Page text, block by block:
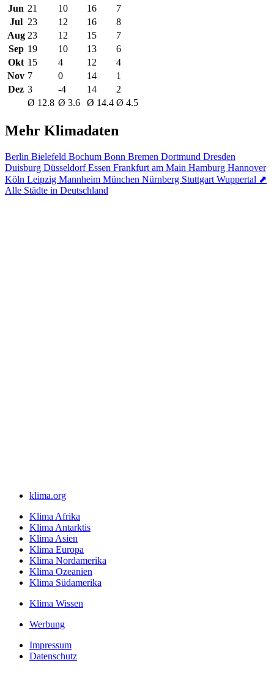
Jun 21 10 16
7
Jul 23 12 16
8
Aug 23 12 15
7
Sep 19 10 13
6
Okt 15 4 12
4
Nov 7 0 14
1
Dez 3 -4 14
2
Ø 12.8 Ø 3.6 Ø 14.4 Ø 4.5
Mehr Klimadaten
Berlin Bielefeld Bochum Bonn Bremen Dortmund Dresden
Duisburg DüsseldorfEssen Frankfurt am Main Hamburg Hannover
Köln Leipzig Mannheim München Nürnberg Stuttgart Wuppertal ⬈
Alle Städte in Deutschland
klima.org
Klima Afrika
Klima Antarktis
Klima Asien
Klima Europa
Klima Nordamerika
Klima Ozeanien
Klima Südamerika
Klima Wissen
Werbung
Impressum
Datenschutz